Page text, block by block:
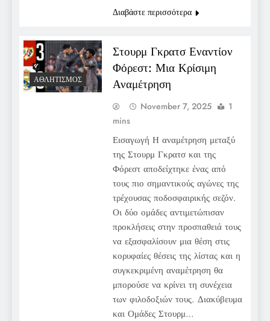
Διαβάστε περισσότερα
ΑΘΛΗΤΙΣΜΌΣ
Στουρμ Γκρατσ Εναντίον
Φόρεστ: Μια Κρίσιμη
Αναμέτρηση
November 7, 2025
1
mins
Εισαγωγή Η αναμέτρηση μεταξύ
της Στουρμ Γκρατσ και της
Φόρεστ αποδείχτηκε ένας από
τους πιο σημαντικούς αγώνες της
τρέχουσας ποδοσφαιρικής σεζόν.
Οι δύο ομάδες αντιμετώπισαν
προκλήσεις στην προσπαθειά τους
να εξασφαλίσουν μια θέση στις
κορυφαίες θέσεις της λίστας και η
συγκεκριμένη αναμέτρηση θα
μπορούσε να κρίνει τη συνέχεια
των φιλοδοξιών τους. Διακύβευμα
και Ομάδες Στουρμ…